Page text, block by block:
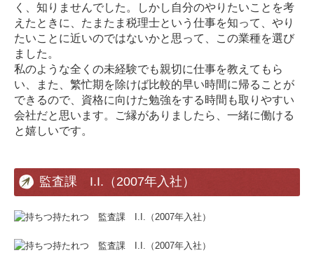
く、知りませんでした。しかし自分のやりたいことを考
えたときに、たまたま税理士という仕事を知って、やり
たいことに近いのではないかと思って、この業種を選び
ました。
私のような全くの未経験でも親切に仕事を教えてもら
い、また、繁忙期を除けば比較的早い時間に帰ることが
できるので、資格に向けた勉強をする時間も取りやすい
会社だと思います。ご縁がありましたら、一緒に働ける
と嬉しいです。
監査課 I.I.（2007年入社）